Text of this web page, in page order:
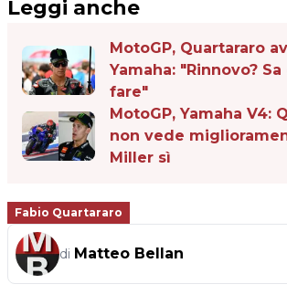
Leggi anche
MotoGP, Quartararo
Yamaha: "Rinnovo?
fare"
MotoGP, Yamaha V4:
non vede
Miller sì
Fabio Quartararo
di Matteo Bellan